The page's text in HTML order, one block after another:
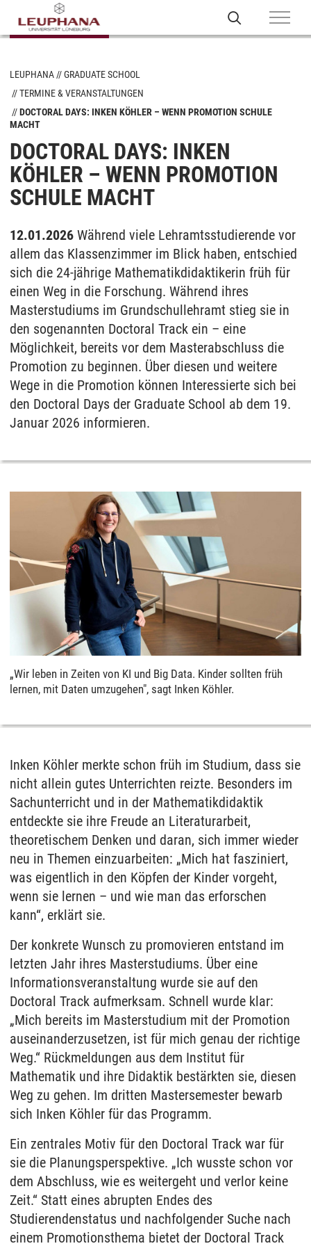
LEUPHANA
GRADUATE SCHOOL
TERMINE & VERANSTALTUNGEN
DOCTORAL DAYS: INKEN KÖHLER – WENN PROMOTION SCHULE
MACHT
DOCTORAL DAYS: INKEN
KÖHLER – WENN PROMOTION
SCHULE MACHT
12.01.2026 Während viele Lehramtsstudierende vor
allem das Klassenzimmer im Blick haben, entschied
sich die 24-jährige Mathematikdidaktikerin früh für
einen Weg in die Forschung. Während ihres
Masterstudiums im Grundschullehramt stieg sie in
den sogenannten Doctoral Track ein – eine
Möglichkeit, bereits vor dem Masterabschluss die
Promotion zu beginnen. Über diesen und weitere
Wege in die Promotion können Interessierte sich bei
den Doctoral Days der Graduate School ab dem 19.
Januar 2026 informieren.
„Wir leben in Zeiten von KI und Big Data. Kinder sollten früh
lernen, mit Daten umzugehen", sagt Inken Köhler.
Inken Köhler merkte schon früh im Studium, dass sie
nicht allein gutes Unterrichten reizte. Besonders im
Sachunterricht und in der Mathematikdidaktik
entdeckte sie ihre Freude an Literaturarbeit,
theoretischem Denken und daran, sich immer wieder
neu in Themen einzuarbeiten: „Mich hat fasziniert,
was eigentlich in den Köpfen der Kinder vorgeht,
wenn sie lernen – und wie man das erforschen
kann“, erklärt sie.
Der konkrete Wunsch zu promovieren entstand im
letzten Jahr ihres Masterstudiums. Über eine
Informationsveranstaltung wurde sie auf den
Doctoral Track aufmerksam. Schnell wurde klar:
„Mich bereits im Masterstudium mit der Promotion
auseinanderzusetzen, ist für mich genau der richtige
Weg.“ Rückmeldungen aus dem Institut für
Mathematik und ihre Didaktik bestärkten sie, diesen
Weg zu gehen. Im dritten Mastersemester bewarb
sich Inken Köhler für das Programm.
Ein zentrales Motiv für den Doctoral Track war für
sie die Planungsperspektive. „Ich wusste schon vor
dem Abschluss, wie es weitergeht und verlor keine
Zeit.“ Statt eines abrupten Endes des
Studierendenstatus und nachfolgender Suche nach
einem Promotionsthema bietet der Doctoral Track